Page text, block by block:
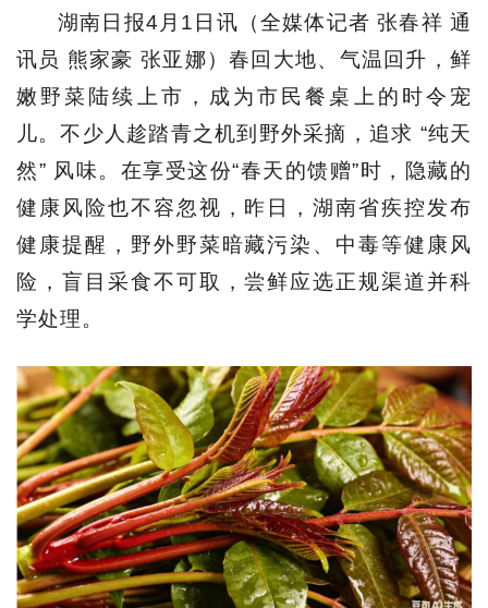
湖南日报4月1日讯（全媒体记者 张春祥 通
讯员 熊家豪 张亚娜）春回大地、气温回升，鲜
嫩野菜陆续上市，成为市民餐桌上的时令宠
儿。不少人趁踏青之机到野外采摘，追求 “纯天
然” 风味。在享受这份“春天的馈赠”时，隐藏的
健康风险也不容忽视，昨日，湖南省疾控发布
健康提醒，野外野菜暗藏污染、中毒等健康风
险，盲目采食不可取，尝鲜应选正规渠道并科
学处理。